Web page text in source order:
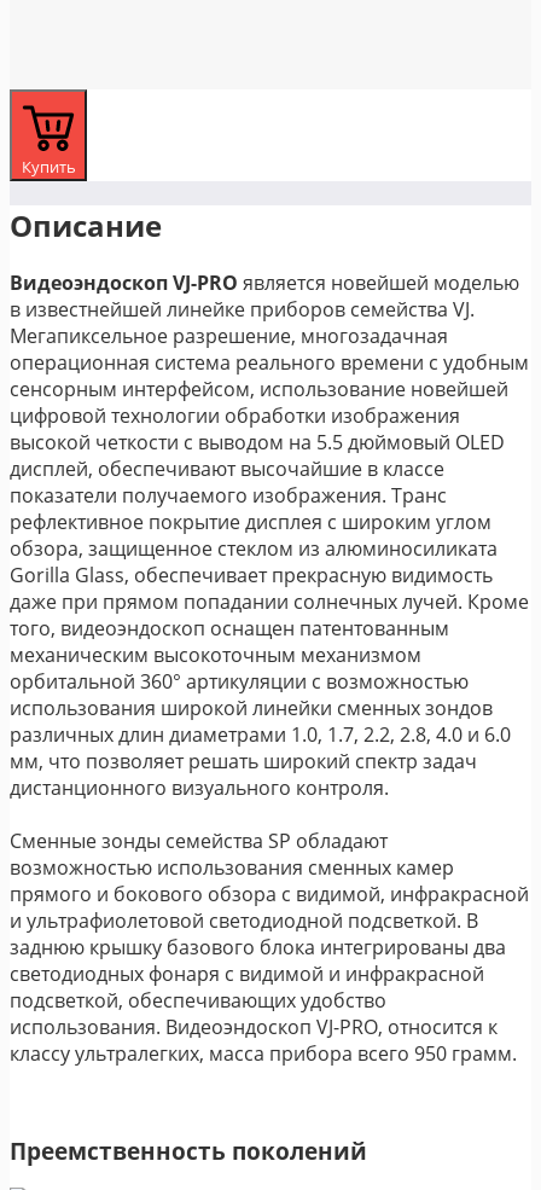
Купить
Описание
Видеоэндоскоп VJ-PRO является новейшей моделью
в известнейшей линейке приборов семейства VJ.
Мегапиксельное разрешение, многозадачная
операционная система реального времени с удобным
сенсорным интерфейсом, использование новейшей
цифровой технологии обработки изображения
высокой четкости с выводом на 5.5 дюймовый OLED
дисплей, обеспечивают высочайшие в классе
показатели получаемого изображения. Транс
рефлективное покрытие дисплея с широким углом
обзора, защищенное стеклом из алюминосиликата
Gorilla Glass, обеспечивает прекрасную видимость
даже при прямом попадании солнечных лучей. Кроме
того, видеоэндоскоп оснащен патентованным
механическим высокоточным механизмом
орбитальной 360° артикуляции с возможностью
использования широкой линейки сменных зондов
различных длин диаметрами 1.0, 1.7, 2.2, 2.8, 4.0 и 6.0
мм, что позволяет решать широкий спектр задач
дистанционного визуального контроля.
Сменные зонды семейства SP обладают
возможностью использования сменных камер
прямого и бокового обзора с видимой, инфракрасной
и ультрафиолетовой светодиодной подсветкой. В
заднюю крышку базового блока интегрированы два
светодиодных фонаря с видимой и инфракрасной
подсветкой, обеспечивающих удобство
использования. Видеоэндоскоп VJ-PRO, относится к
классу ультралегких, масса прибора всего 950 грамм.
Преемственность поколений